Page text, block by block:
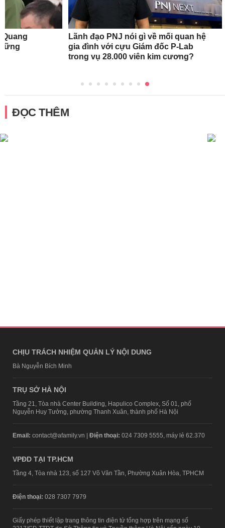
Lãnh đạo PNJ nói gì về mối quan hệ
gia đình với cựu Giám đốc P-Lab
trong vụ 28.000 viên kim cương?
ĐỌC THÊM
CHỊU TRÁCH NHIỆM QUẢN LÝ NỘI DUNG
Bà Nguyễn Bích Minh
TRỤ SỞ HÀ NỘI
Tầng 21, Tòa nhà Center Building, Hapulico Complex, Số 01, phố
Nguyễn Huy Tưởng, phường Thanh Xuân, thành phố Hà Nội
Email: contact@afamily.vn | Điện thoại: 024 7309 5555, máy lẻ 62.370
VPĐD TẠI TP.HCM
Tầng 4, Tòa nhà 123, số 127 Võ Văn Tần, Phường Xuân Hòa, TPHCM
Điện thoại: 028 7307 7979
Giấy phép thiết lập trang thông tin điện tử tổng hợp trên mạng số